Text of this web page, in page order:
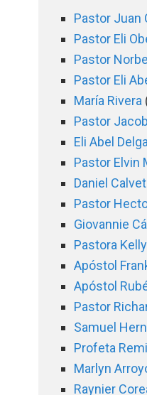
Pastor Juan
Pastor Eli
Pastor
Pastor Eli
María Rivera
Pastor
Eli Abel
Pastor Elvin
Daniel
Pastor
Giovannie
Pastora
Apóstol
Apóstol
Pastor
Samuel
Profeta
Marlyn
Raynier